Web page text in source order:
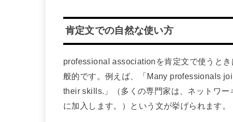
肯定文での自然な使い方
professional associationを肯定文で使うと
般的です。例えば、「Many professionals
their skills.」（多くの専門家は、ネットワ
に加入します。）という文が挙げられます。